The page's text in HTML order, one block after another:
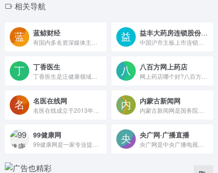
相关导航
蓝鲸财经 益丰大药房连锁股份有限公司
丁香医生 八百方网上药店
名医在线网 内蒙古新闻网
99健康网 央广网·广播直播